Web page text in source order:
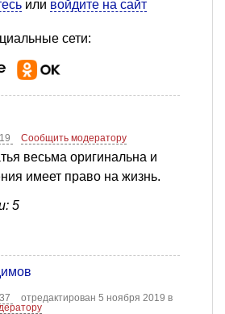
или войдите на сайт
сети:
Сообщить модератору
весьма оригинальна и
имеет право на жизнь.
5
отредактирован 5 ноября 2019 в